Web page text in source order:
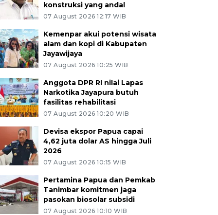
konstruksi yang andal
07 August 2026 12:17 WIB
Kemenpar akui potensi wisata
alam dan kopi di Kabupaten
Jayawijaya
07 August 2026 10:25 WIB
Anggota DPR RI nilai Lapas
Narkotika Jayapura butuh
fasilitas rehabilitasi
07 August 2026 10:20 WIB
Devisa ekspor Papua capai
4,62 juta dolar AS hingga Juli
2026
07 August 2026 10:15 WIB
Pertamina Papua dan Pemkab
Tanimbar komitmen jaga
pasokan biosolar subsidi
07 August 2026 10:10 WIB